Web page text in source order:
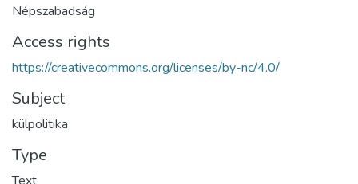
Népszabadság
Access rights
https://creativecommons.org/licenses/by-nc/4.0/
Subject
külpolitika
Type